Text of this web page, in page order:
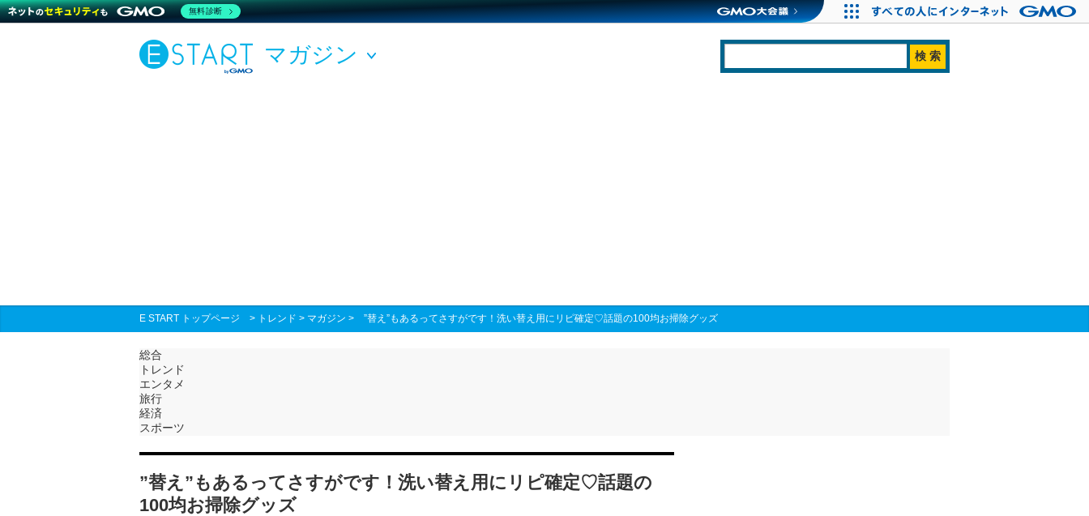
マガジン
E START トップページ > トレンド > マガジン > ”替え”もあるってさすがです！洗い替え用にリピ確定♡話題の100均お掃除グッズ
総合
トレンド
エンタメ
旅行
経済
スポーツ
”替え”もあるってさすがです！洗い替え用にリピ確定♡話題の
100均お掃除グッズ
無料診断